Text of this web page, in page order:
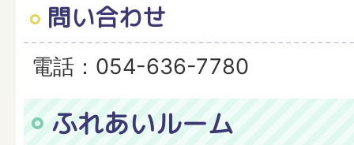
問い合わせ
電話：054-636-7780
ふれあいルーム